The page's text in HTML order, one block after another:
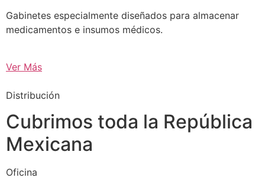
Gabinetes especialmente diseñados para almacenar
medicamentos e insumos médicos.
Ver Más
Distribución
Cubrimos toda la República
Mexicana
Oficina